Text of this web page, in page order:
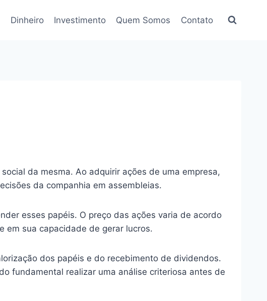
Dinheiro Investimento Quem Somos Contato
da mesma. Ao adquirir ações de uma empresa,
da companhia em assembleias.
esses papéis. O preço das ações varia de acordo
em sua capacidade de gerar lucros.
dos papéis e do recebimento de dividendos.
fundamental realizar uma análise criteriosa antes de